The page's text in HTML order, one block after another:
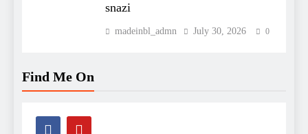
snazi
madeinbl_admn July 30, 2026 0
Find Me On